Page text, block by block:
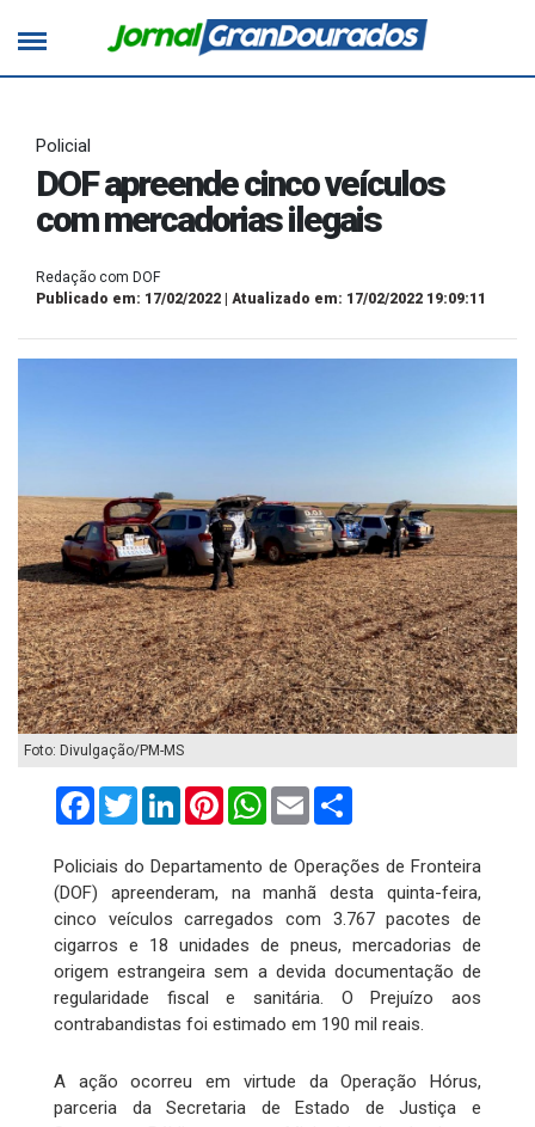
Policial
DOF apreende cinco veículos
com mercadorias ilegais
Redação com DOF
Publicado em: 17/02/2022 | Atualizado em: 17/02/2022 19:09:11
Foto: Divulgação/PM-MS
FacebookTwitterLinkedInPinterestWhatsApp
Email
Policiais do Departamento de Operações de Fronteira
(DOF) apreenderam, na manhã desta quinta-feira,
cinco veículos carregados com 3.767 pacotes de
cigarros e 18 unidades de pneus, mercadorias de
origem estrangeira sem a devida documentação de
regularidade fiscal e sanitária. O Prejuízo aos
contrabandistas foi estimado em 190 mil reais.
A ação ocorreu em virtude da Operação Hórus,
parceria da Secretaria de Estado de Justiça e